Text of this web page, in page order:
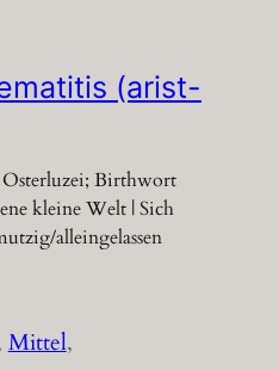
(arist-
Osterluzei; Birthwort
kleine Welt | Sich
alleingelassen
Mittel